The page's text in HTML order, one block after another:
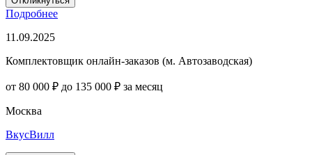
Подробнее
11.09.2025
Комплектовщик онлайн-заказов (м. Автозаводская)
от 80 000 ₽ до 135 000 ₽ за месяц
Москва
ВкусВилл